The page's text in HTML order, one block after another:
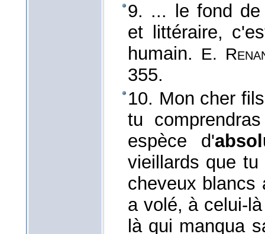
9. ... le fond de
et littéraire,
humain.
E.
355.
10. Mon cher
tu
espèce d'
vieillards que
cheveux blancs
a volé, à celui-
là qui manqua